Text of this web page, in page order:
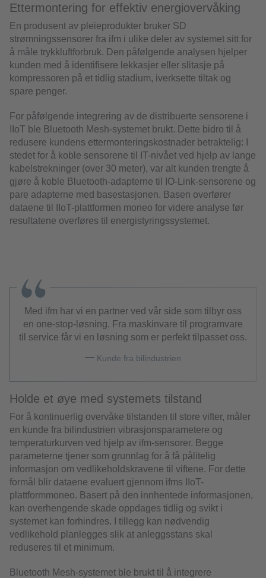
Ettermontering for effektiv energiovervåking
En produsent av pleieprodukter bruker SD
strømningssensorer fra ifm i ulike deler av systemet sitt for
å måle trykkluftforbruk. Den påfølgende analysen hjelper
kunden med å identifisere lekkasjer eller slitasje på
kompressoren på et tidlig stadium, iverksette tiltak og
spare penger.
For påfølgende integrering av de distribuerte sensorene i
IIoT ble Bluetooth Mesh-systemet brukt. Dette bidro til å
redusere kundens ettermonteringskostnader betraktelig: I
stedet for å koble sensorene til IT-nivået ved hjelp av lange
kabelstrekninger (over 30 meter), var alt kunden trengte å
gjøre å koble Bluetooth-adapterne til IO-Link-sensorene og
pare adapterne med basestasjonen. Basen overfører
dataene til IIoT-plattformen moneo for videre analyse før
resultatene overføres til energistyringssystemet.
Med ifm har vi en partner ved vår side som tilbyr oss
en one-stop-løsning. Fra maskinvare til programvare
til service får vi en løsning som er perfekt tilpasset oss.
Kunde fra bilindustrien
Holde et øye med systemets tilstand
For å kontinuerlig overvåke tilstanden til store vifter, måler
en kunde fra bilindustrien vibrasjonsparametere og
temperaturkurven ved hjelp av ifm-sensorer. Begge
parameterne tjener som grunnlag for å få pålitelig
informasjon om vedlikeholdskravene til viftene. For dette
formål blir dataene evaluert gjennom ifms IIoT-
plattformmoneo. Basert på den innhentede informasjonen,
kan overhengende skade oppdages tidlig og svikt i
systemet kan forhindres. I tillegg kan nødvendig
vedlikehold planlegges slik at anleggsstans skal
reduseres til et minimum.
Bluetooth Mesh-systemet ble brukt til å integrere